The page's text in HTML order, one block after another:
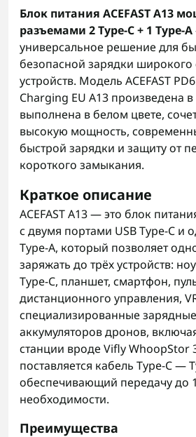
Блок питания ACEFAST A13
разъемами 2 Type-C + 1 Type-A
универсальное решение для
безопасной зарядки широкого
устройств. Модель ACEFAST
Charging EU A13 произведена
выполнена в белом цвете,
высокую мощность,
быстрой зарядки и защиту от
короткого замыкания.
Краткое описание
ACEFAST A13 — это блок
с двумя портами USB Type-C и
Type-A, который позволяет
заряжать до трёх устройств:
Type-C, планшет, смартфон,
дистанционного управления,
специализированные зарядные
аккумуляторов дронов,
станции вроде Vifly WhoopStor
поставляется кабель Type-C —
обеспечивающий передачу до
необходимости.
Преимущества